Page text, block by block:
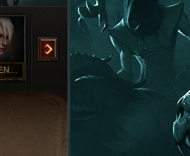
THEENDISNEAR HAMMERTIME